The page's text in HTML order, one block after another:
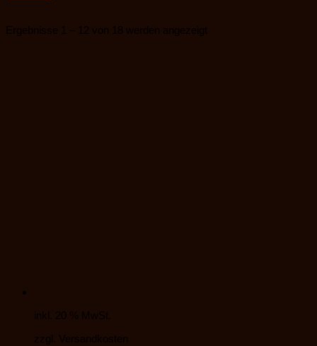
Ergebnisse 1 – 12 von 18 werden angezeigt
inkl. 20 % MwSt.
zzgl. Versandkosten